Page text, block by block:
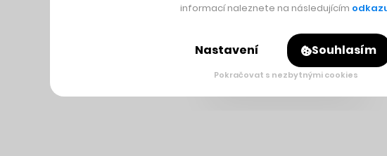
informací naleznete na následujícím
Nastavení Souhlasím
Pokračovat s nezbytnými cookies